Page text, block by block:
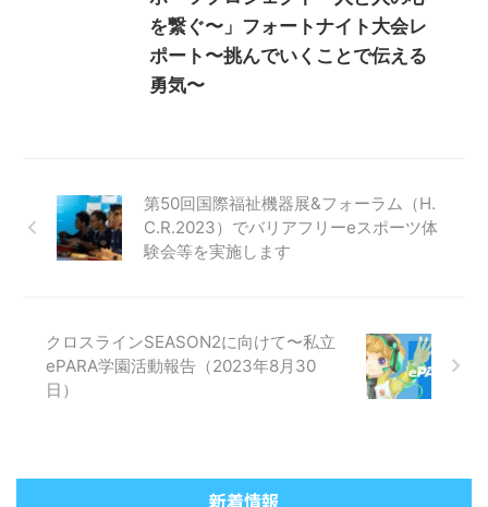
を繋ぐ〜」フォートナイト大会レ
ポート〜挑んでいくことで伝える
勇気〜
第50回国際福祉機器展&フォーラム（H.
C.R.2023）でバリアフリーeスポーツ体
験会等を実施します
クロスラインSEASON2に向けて〜私立
ePARA学園活動報告（2023年8月30
日）
新着情報